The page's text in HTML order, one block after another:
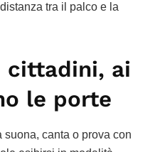
tra il palco e la
cittadini, ai
le porte
canta o prova con